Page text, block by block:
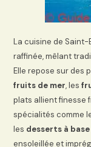
La cuisine de
raffinée, mêlant
Elle repose sur des
fruits de mer, les
plats allient finesse
spécialités comme
les desserts à
ensoleillée et